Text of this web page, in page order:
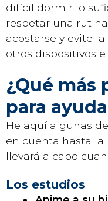
difícil dormir lo
respetar una
acostarse y evite
otros dispositivos
¿Qué más
para
He aquí algunas
en cuenta hasta la
llevará a cabo
Los estudios